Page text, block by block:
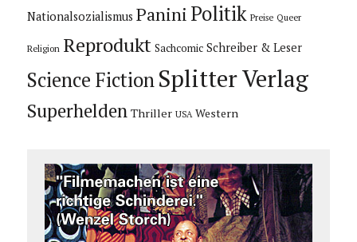
Nationalsozialismus Panini Politik Preise Queer
Religion Reprodukt Sachcomic Schreiber & Leser
Science Fiction Splitter Verlag
Superhelden Thriller USA Western